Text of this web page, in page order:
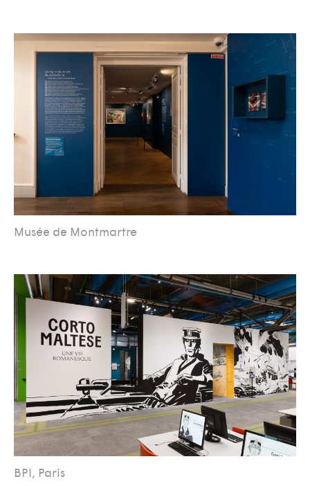
Musée de Montmartre
BPI, Paris